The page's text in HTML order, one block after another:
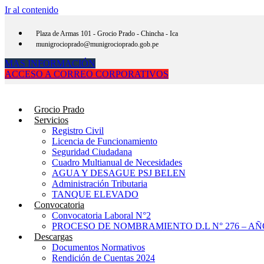
Ir al contenido
Plaza de Armas 101 - Grocio Prado - Chincha - Ica
munigrocioprado@munigrocioprado.gob.pe
MAS INFORMACIÓN
ACCESO A CORREO CORPORATIVOS
Grocio Prado
Servicios
Registro Civil
Licencia de Funcionamiento
Seguridad Ciudadana
Cuadro Multianual de Necesidades
AGUA Y DESAGUE PSJ BELEN
Administración Tributaria
TANQUE ELEVADO
Convocatoria
Convocatoria Laboral N°2
PROCESO DE NOMBRAMIENTO D.L N° 276 –
Descargas
Documentos Normativos
Rendición de Cuentas 2024